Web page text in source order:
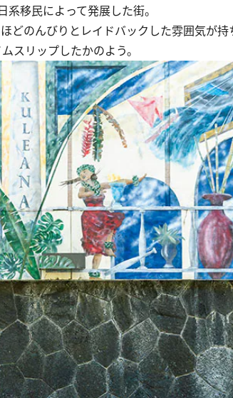
移民によって発展した街。
のんびりとレイドバックした雰囲気が持
スリップしたかのよう。